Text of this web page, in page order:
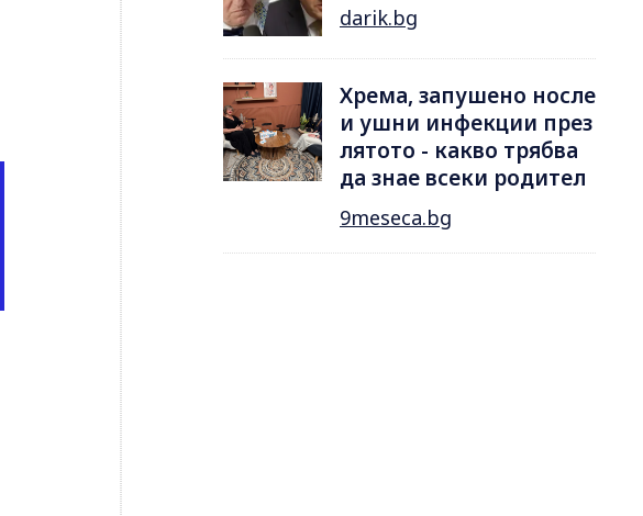
darik.bg
Хрема, запушено носле
и ушни инфекции през
лятотo - какво трябва
да знае всеки родител
9meseca.bg